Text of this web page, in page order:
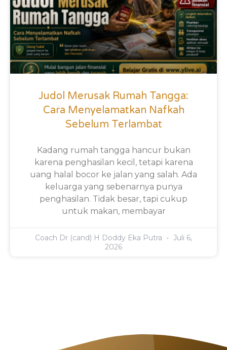
Judol Merusak Rumah Tangga:
Cara Menyelamatkan Nafkah
Sebelum Terlambat
Kadang rumah tangga hancur bukan
karena penghasilan kecil, tetapi karena
uang halal bocor ke jalan yang salah. Ada
keluarga yang sebenarnya punya
penghasilan. Tidak besar, tapi cukup
untuk makan, membayar
Coach Dr (cand) H Doddy Eka Putra
Juli 6,
2026